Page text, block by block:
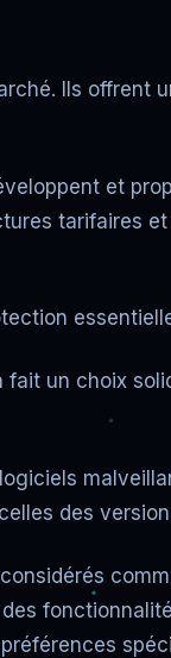
Ils offrent
et
tarifaires
un choix
des